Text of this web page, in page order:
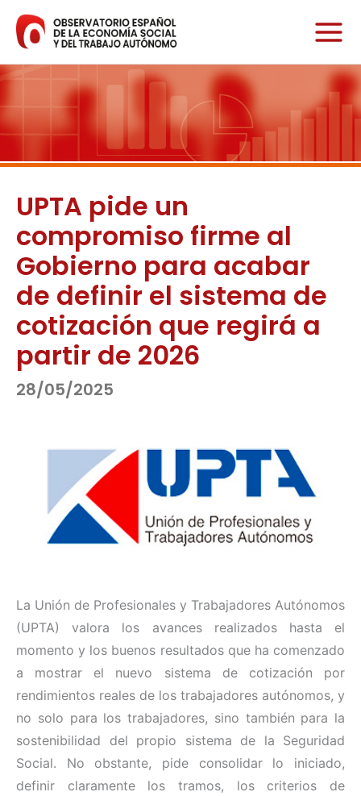
contenido
UPTA pide un
compromiso firme al
Gobierno para acabar
de definir el sistema de
cotización que regirá a
partir de 2026
28/05/2025
La Unión de Profesionales y Trabajadores Autónomos
(UPTA) valora los avances realizados hasta el
momento y los buenos resultados que ha comenzado
a mostrar el nuevo sistema de cotización por
rendimientos reales de los trabajadores autónomos, y
no solo para los trabajadores, sino también para la
sostenibilidad del propio sistema de la Seguridad
Social. No obstante, pide consolidar lo iniciado,
definir claramente los tramos, los criterios de